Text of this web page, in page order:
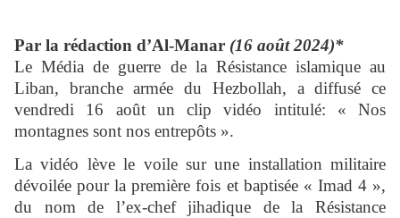
Par la rédaction d’Al-Manar (16 août 2024)*
Le Média de guerre de la Résistance islamique au
Liban, branche armée du Hezbollah, a diffusé ce
vendredi 16 août un clip vidéo intitulé: « Nos
montagnes sont nos entrepôts ».
La vidéo lève le voile sur une installation militaire
dévoilée pour la première fois et baptisée « Imad 4 »,
du nom de l’ex-chef jihadique de la Résistance